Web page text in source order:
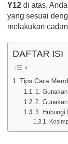
Y12 di atas,
yang sesuai
melakukan
DAFTAR ISI
Tips Cara
1.
2.
3. Hubungi